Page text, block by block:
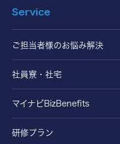
Service
ご担当者様のお悩み解決
社員寮・社宅
マイナビBizBenefits
研修プラン